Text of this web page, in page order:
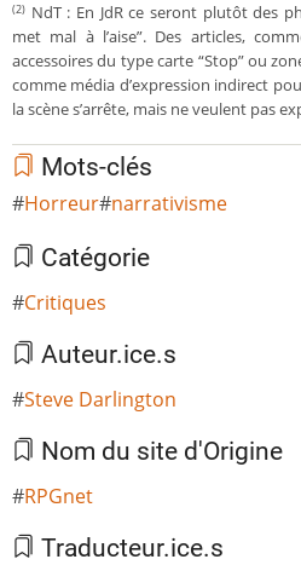
(2) NdT : En JdR ce seront plutôt des
met mal à l’aise”. Des articles,
accessoires du type carte “Stop” ou
comme média d’expression indirect
la scène s’arrête, mais ne veulent pas
Mots-clés
Horreur narrativisme
Catégorie
Critiques
Auteur.ice.s
Steve Darlington
Nom du site d'Origine
RPGnet
Traducteur.ice.s